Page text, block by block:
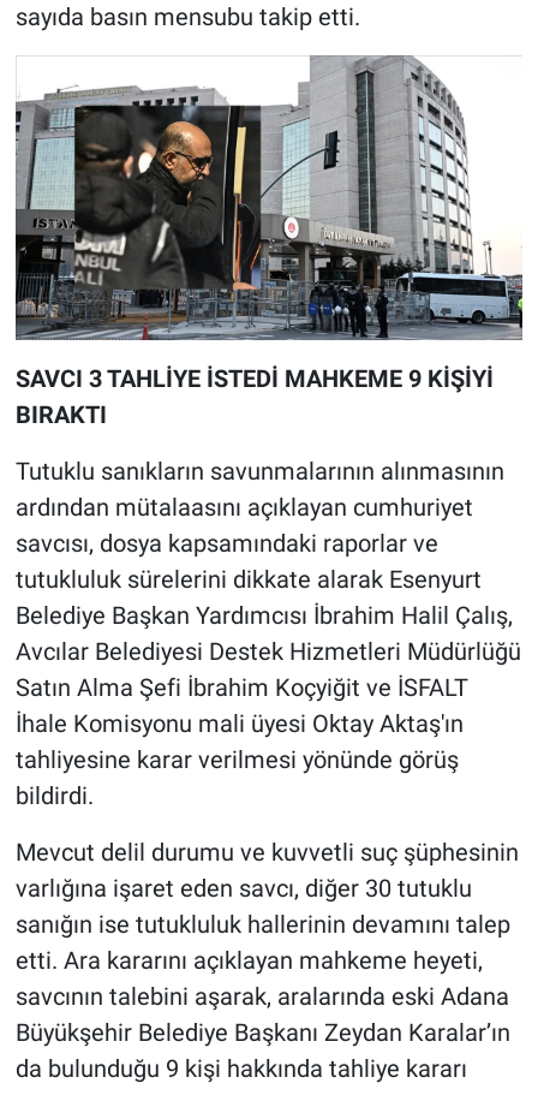
sayıda basın mensubu takip etti.
SAVCI 3 TAHLİYE İSTEDİ MAHKEME 9 KİŞİYİ
BIRAKTI
Tutuklu sanıkların savunmalarının alınmasının
ardından mütalaasını açıklayan cumhuriyet
savcısı, dosya kapsamındaki raporlar ve
tutukluluk sürelerini dikkate alarak Esenyurt
Belediye Başkan Yardımcısı İbrahim Halil Çalış,
Avcılar Belediyesi Destek Hizmetleri Müdürlüğü
Satın Alma Şefi İbrahim Koçyiğit ve İSFALT
İhale Komisyonu mali üyesi Oktay Aktaş'ın
tahliyesine karar verilmesi yönünde görüş
bildirdi.
Mevcut delil durumu ve kuvvetli suç şüphesinin
varlığına işaret eden savcı, diğer 30 tutuklu
sanığın ise tutukluluk hallerinin devamını talep
etti. Ara kararını açıklayan mahkeme heyeti,
savcının talebini aşarak, aralarında eski Adana
Büyükşehir Belediye Başkanı Zeydan Karalar’ın
da bulunduğu 9 kişi hakkında tahliye kararı